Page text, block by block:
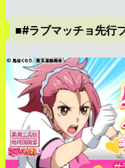
■#ラブマッチョ先行